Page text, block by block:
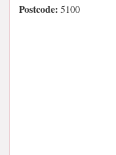
Postcode: 5100